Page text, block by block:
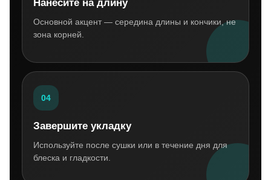
Нанесите на длину
Основной акцент — середина длины и кончики, не
зона корней.
04
Завершите укладку
Используйте после сушки или в течение дня для
блеска и гладкости.